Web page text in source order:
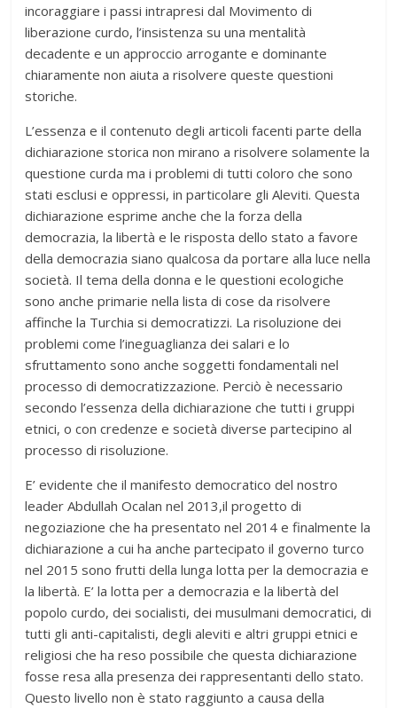
incoraggiare i passi intrapresi dal Movimento di
liberazione curdo, l’insistenza su una mentalità
decadente e un approccio arrogante e dominante
chiaramente non aiuta a risolvere queste questioni
storiche.
L’essenza e il contenuto degli articoli facenti parte della
dichiarazione storica non mirano a risolvere solamente la
questione curda ma i problemi di tutti coloro che sono
stati esclusi e oppressi, in particolare gli Aleviti. Questa
dichiarazione esprime anche che la forza della
democrazia, la libertà e le risposta dello stato a favore
della democrazia siano qualcosa da portare alla luce nella
società. Il tema della donna e le questioni ecologiche
sono anche primarie nella lista di cose da risolvere
affinche la Turchia si democratizzi. La risoluzione dei
problemi come l’ineguaglianza dei salari e lo
sfruttamento sono anche soggetti fondamentali nel
processo di democratizzazione. Perciò è necessario
secondo l’essenza della dichiarazione che tutti i gruppi
etnici, o con credenze e società diverse partecipino al
processo di risoluzione.
E’ evidente che il manifesto democratico del nostro
leader Abdullah Ocalan nel 2013,il progetto di
negoziazione che ha presentato nel 2014 e finalmente la
dichiarazione a cui ha anche partecipato il governo turco
nel 2015 sono frutti della lunga lotta per la democrazia e
la libertà. E’ la lotta per a democrazia e la libertà del
popolo curdo, dei socialisti, dei musulmani democratici, di
tutti gli anti-capitalisti, degli aleviti e altri gruppi etnici e
religiosi che ha reso possibile che questa dichiarazione
fosse resa alla presenza dei rappresentanti dello stato.
Questo livello non è stato raggiunto a causa della